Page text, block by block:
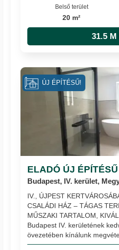
Belső terület
20 m²
31.5 M
ELADÓ ÚJ
Budapest, IV. kerület,
IV., ÚJPEST
CSALÁDI HÁZ – TÁGAS
MŰSZAKI TARTALOM,
Budapest IV. kerületének
övezetében kínálunk
ÚJ ÉPÍTÉSŰ!